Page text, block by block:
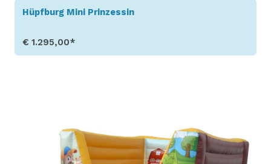
Hüpfburg Mini Prinzessin
€ 1.295,00*